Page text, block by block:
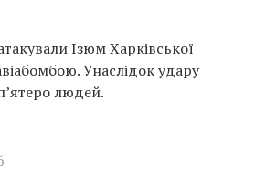
Ізюм Харківської
Унаслідок удару
людей.